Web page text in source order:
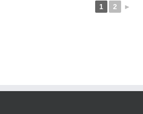
1 2 ►